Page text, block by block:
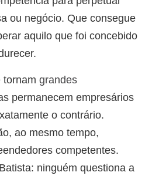
ou negócio. Que consegue
aquilo que foi concebido
tornam grandes
permanecem empresários
o contrário.
ao mesmo tempo,
competentes.
ninguém questiona a